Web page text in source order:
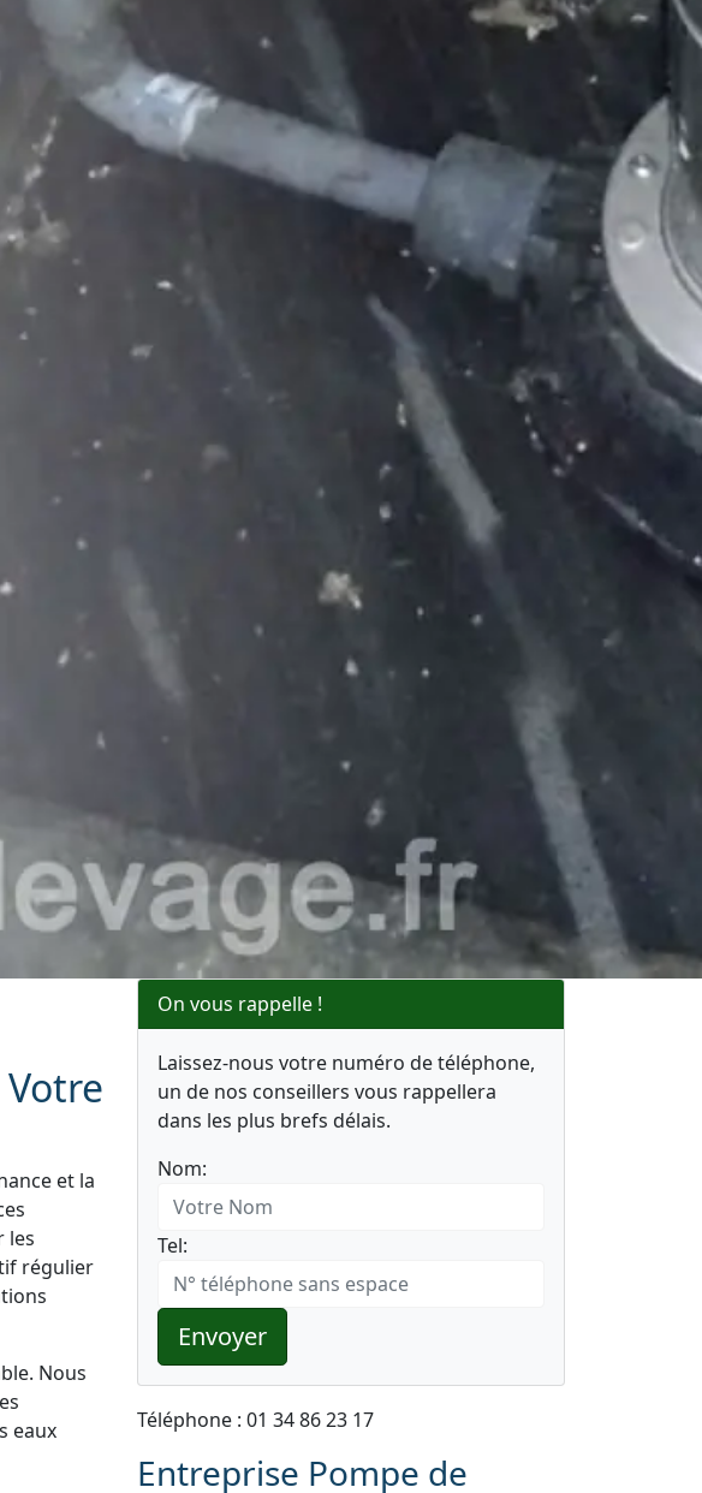
et la
les
régulier
Nous
eaux
On vous rappelle !
Laissez-nous votre numéro de téléphone,
un de nos conseillers vous rappellera
dans les plus brefs délais.
Nom:
Tel:
Envoyer
Téléphone : 01 34 86 23 17
Entreprise Pompe de